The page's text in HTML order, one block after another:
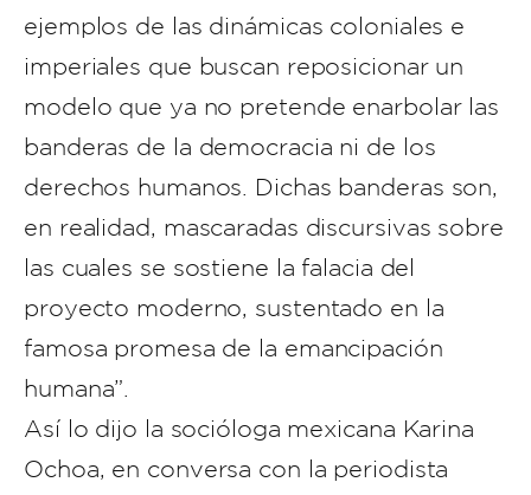
ejemplos de las dinámicas coloniales e
imperiales que buscan reposicionar un
modelo que ya no pretende enarbolar las
banderas de la democracia ni de los
derechos humanos. Dichas banderas son,
en realidad, mascaradas discursivas sobre
las cuales se sostiene la falacia del
proyecto moderno, sustentado en la
famosa promesa de la emancipación
humana”.
Así lo dijo la socióloga mexicana Karina
Ochoa, en conversa con la periodista